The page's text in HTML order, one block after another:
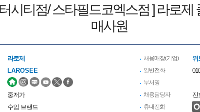
시티점/ 스타필드코엑스점 ] 라로
매사원
라로제
LAROSEE
중저가
수입 브랜드
채용매장(기업) 위
일반전화
부서명
채용담당자
진
휴대전화